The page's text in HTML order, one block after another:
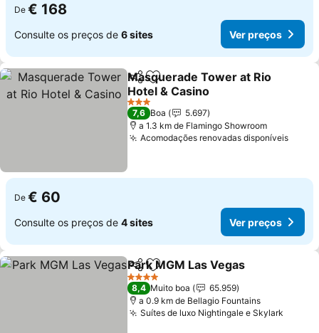
De € 168
Consulte os preços de 6 sites Ver preços
PartilharAdicionar aos favoritos
Masquerade Tower at Rio
Hotel & Casino
3 Estrelas
7,6 Boa
5.697
a 1.3 km de Flamingo Showroom
Acomodações renovadas disponíveis
De € 60
Consulte os preços de 4 sites Ver preços
PartilharAdicionar aos favoritos
Park MGM Las Vegas
4 Estrelas
8,4 Muito boa
65.959
a 0.9 km de Bellagio Fountains
Suítes de luxo Nightingale e Skylark